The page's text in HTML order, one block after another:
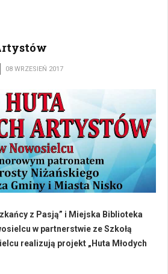
08 WRZESIEŃ 2017
z Pasją” i Miejska Biblioteka
w partnerstwie ze Szkołą
realizują projekt „Huta Młodych